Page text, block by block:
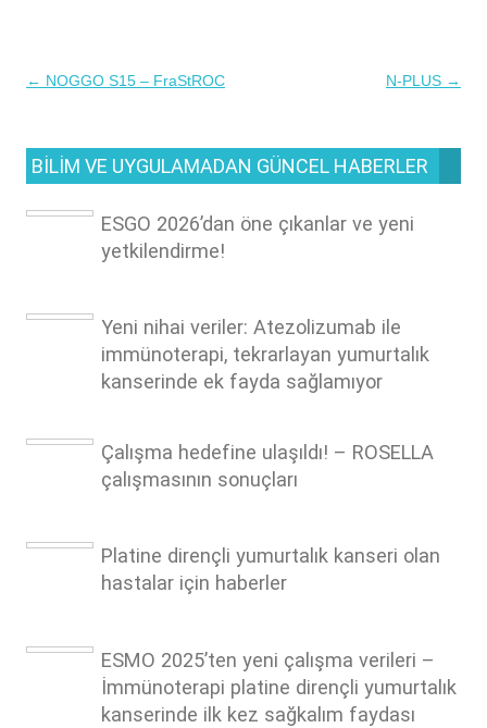
Yazı
← NOGGO S15 – FraStROC N-PLUS →
BILIM VE UYGULAMADAN GÜNCEL HABERLER
ESGO 2026’dan öne çıkanlar ve yeni
yetkilendirme!
Yeni nihai veriler: Atezolizumab ile
immünoterapi, tekrarlayan yumurtalık
kanserinde ek fayda sağlamıyor
Çalışma hedefine ulaşıldı! – ROSELLA
çalışmasının sonuçları
Platine dirençli yumurtalık kanseri olan
hastalar için haberler
ESMO 2025’ten yeni çalışma verileri –
İmmünoterapi platine dirençli yumurtalık
kanserinde ilk kez sağkalım faydası